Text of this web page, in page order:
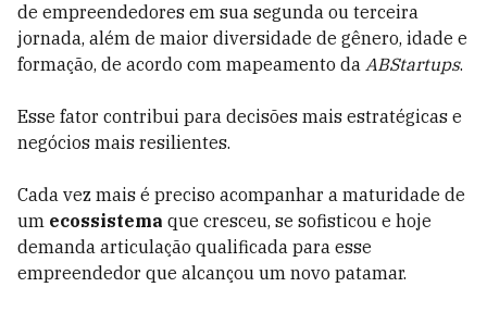
de empreendedores em sua segunda ou terceira
jornada, além de maior diversidade de gênero, idade e
formação, de acordo com mapeamento da ABStartups.
Esse fator contribui para decisões mais estratégicas e
negócios mais resilientes.
Cada vez mais é preciso acompanhar a maturidade de
um ecossistema que cresceu, se sofisticou e hoje
demanda articulação qualificada para esse
empreendedor que alcançou um novo patamar.